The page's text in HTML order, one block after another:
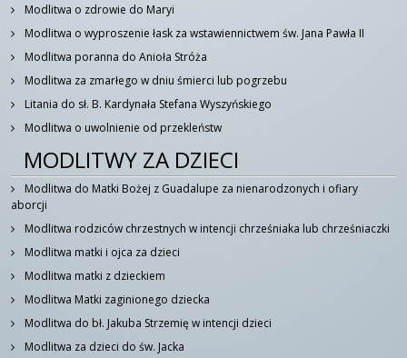
Modlitwa o zdrowie do Maryi
Modlitwa o wyproszenie łask za wstawiennictwem św. Jana Pawła II
Modlitwa poranna do Anioła Stróża
Modlitwa za zmarłego w dniu śmierci lub pogrzebu
Litania do sł. B. Kardynała Stefana Wyszyńskiego
Modlitwa o uwolnienie od przekleństw
MODLITWY ZA DZIECI
Modlitwa do Matki Bożej z Guadalupe za nienarodzonych i ofiary
aborcji
Modlitwa rodziców chrzestnych w intencji chrześniaka lub chrześniaczki
Modlitwa matki i ojca za dzieci
Modlitwa matki z dzieckiem
Modlitwa Matki zaginionego dziecka
Modlitwa do bł. Jakuba Strzemię w intencji dzieci
Modlitwa za dzieci do św. Jacka